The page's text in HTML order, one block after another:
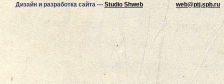
Дизайн и разработка сайта — Studio Shweb
web@ptj.spb.ru